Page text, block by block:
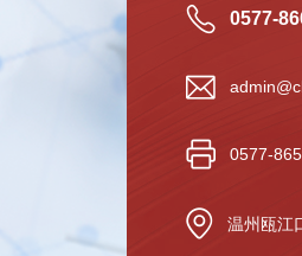
0577-
0577-
温州瓯江